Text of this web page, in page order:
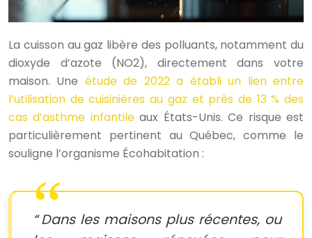
La cuisson au gaz libère des polluants, notamment du
dioxyde d’azote (NO2), directement dans votre
maison. Une étude de 2022 a établi un lien entre
l’utilisation de cuisinières au gaz et près de 13 % des
cas d’asthme infantileaux États-Unis. Ce risque est
particulièrement pertinent au Québec, comme le
souligne l’organisme Écohabitation :
Dans les maisons plus récentes, ou